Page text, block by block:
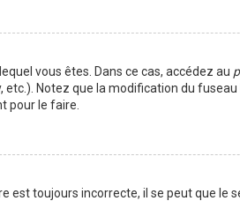
vous êtes. Dans ce cas, accédez au
Notez que la modification du
pour le faire.
toujours incorrecte, il se peut que le